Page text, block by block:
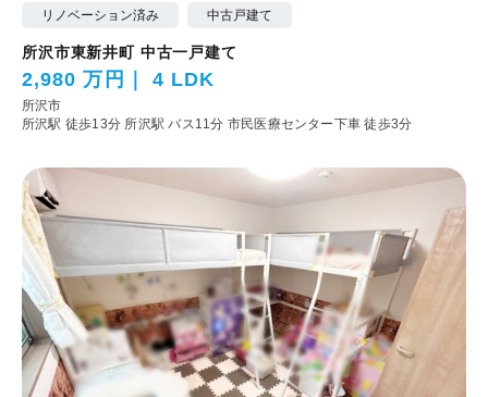
リノベーション済み 中古戸建て
所沢市東新井町 中古一戸建て
2,980 万円 4 LDK
所沢市
所沢駅 徒歩13分 所沢駅 バス11分 市民医療センター下車 徒歩3分